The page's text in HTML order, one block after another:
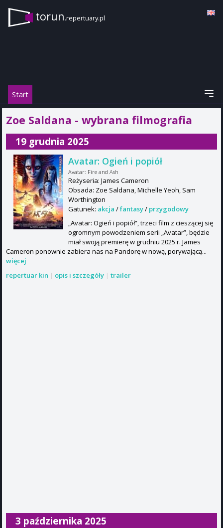
torun.repertuary.pl
Start
Zoe Saldana - wybrana filmografia
19 grudnia 2025
Avatar: Ogień i popiół
Avatar: Fire and Ash
Reżyseria: James Cameron
Obsada: Zoe Saldana, Michelle Yeoh, Sam
Worthington
Gatunek: akcja /fantasy/ przygodowy
„Avatar: Ogień i popiół”, trzeci film z cieszącej się
ogromnym powodzeniem serii „Avatar”, będzie
miał swoją premierę w grudniu 2025 r. James
Cameron ponownie zabiera nas na Pandorę w nową, porywającą...
więcej
repertuar kin | opis i szczegóły | trailer
3 października 2025